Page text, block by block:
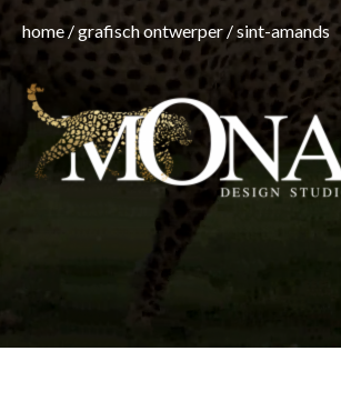
home /grafisch ontwerper/sint-amands